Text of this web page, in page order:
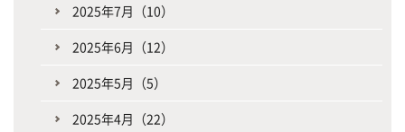
2025年7月（10）
2025年6月（12）
2025年5月（5）
2025年4月（22）